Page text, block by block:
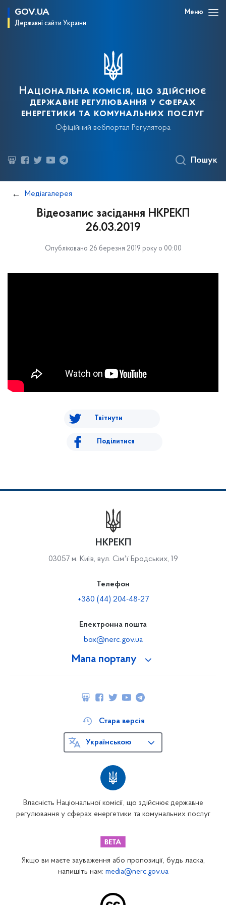
GOV.UA
Державні сайти України
Меню
Національна комісія, що здійснює
державне регулювання у сферах
енергетики та комунальних послуг
Офіційний вебпортал Регулятора
Пошук
Медіагалерея
Відеозапис засідання НКРЕКП
26.03.2019
Опубліковано 26 березня 2019 року о 00:00
Твітнути
Поділитися
Мапа порталу
НКРЕКП
03057 м. Київ, вул. Сімʼї Бродських, 19
Телефон
+380 (44) 204-48-27
Електронна пошта
box@nerc.gov.ua
Власність Національної комісії, що здійснює державне
регулювання у сферах енергетики та комунальних послуг
Стара версія
Українською
Якщо ви маєте зауваження або пропозиції, будь ласка,
напишіть нам: media@nerc.gov.ua